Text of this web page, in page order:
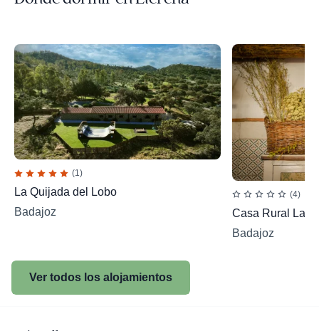
(1)
La Quijada del Lobo
Badajoz
(4)
Casa Rural La
Badajoz
Ver todos los alojamientos